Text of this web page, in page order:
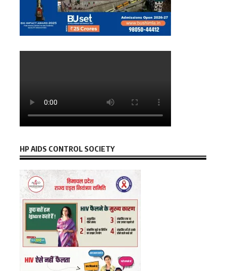
HP AIDS CONTROL SOCIETY